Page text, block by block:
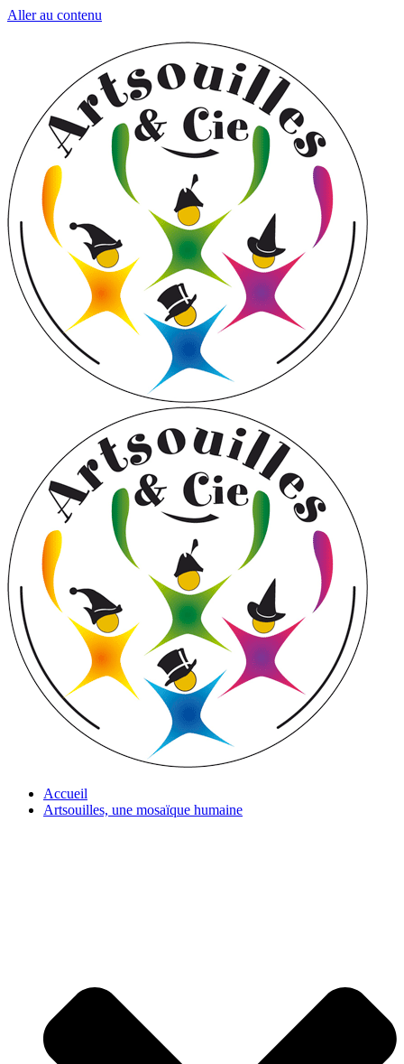
Aller au contenu
Accueil
Artsouilles, une mosaïque humaine